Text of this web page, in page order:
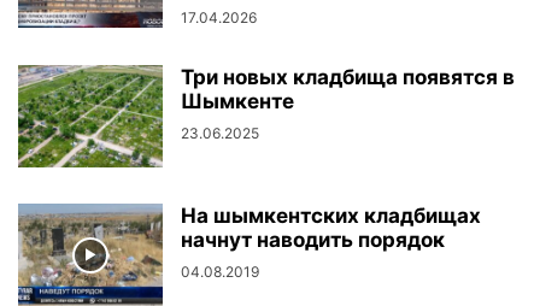
17.04.2026
Три новых кладбища появятся в
Шымкенте
23.06.2025
На шымкентских кладбищах
начнут наводить порядок
04.08.2019